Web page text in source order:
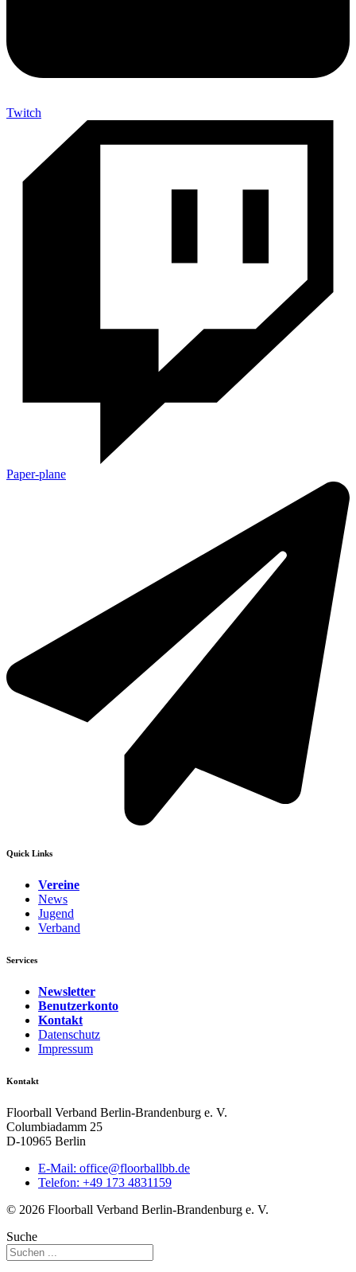
Twitch
Paper-plane
Quick Links
Vereine
News
Jugend
Verband
Services
Newsletter
Benutzerkonto
Kontakt
Datenschutz
Impressum
Kontakt
Floorball Verband Berlin-Brandenburg e. V.
Columbiadamm 25
D-10965 Berlin
E-Mail: ed.bbllabroolf@eciffo
Telefon: +49 173 4831159
© 2026 Floorball Verband Berlin-Brandenburg e. V.
Suche